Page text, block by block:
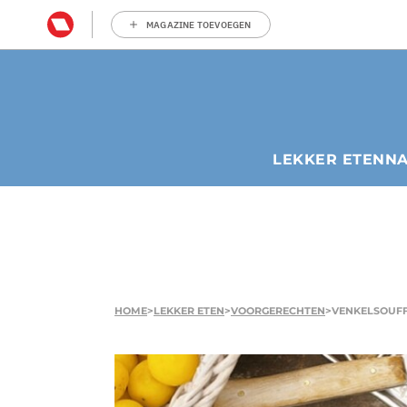
MAGAZINE TOEVOEGEN
LEKKER ETEN
HOME>LEKKER ETEN>VOORGERECHTEN>